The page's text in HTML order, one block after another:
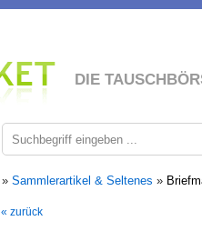
DIE
» Sammlerartikel & Seltenes »
« zurück